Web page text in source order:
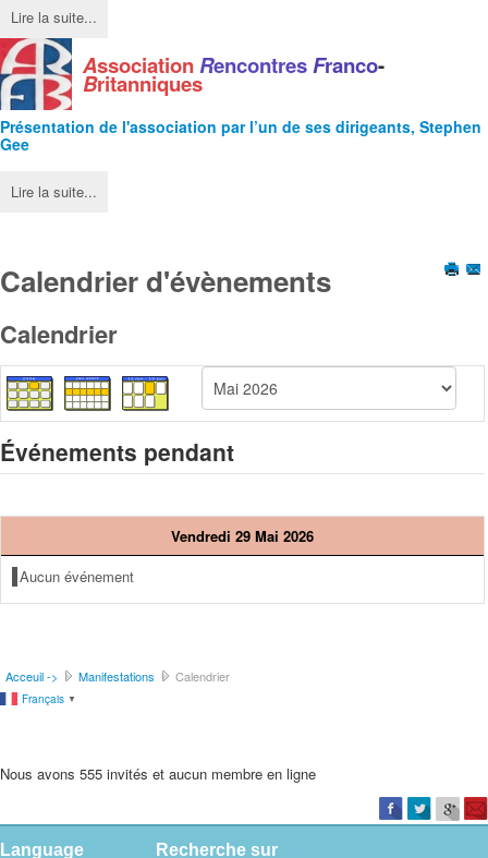
Lire la suite...
AssociationRencontresFranco-
Britanniques
Présentation de l'association par l’un de ses dirigeants, Stephen
Gee
Lire la suite...
Calendrier d'évènements
Calendrier
Événements pendant
Vendredi 29 Mai 2026
Aucun événement
Acceuil -> Manifestations Calendrier
Français ▼
Nous avons 555 invités et aucun membre en ligne
Language Recherche sur